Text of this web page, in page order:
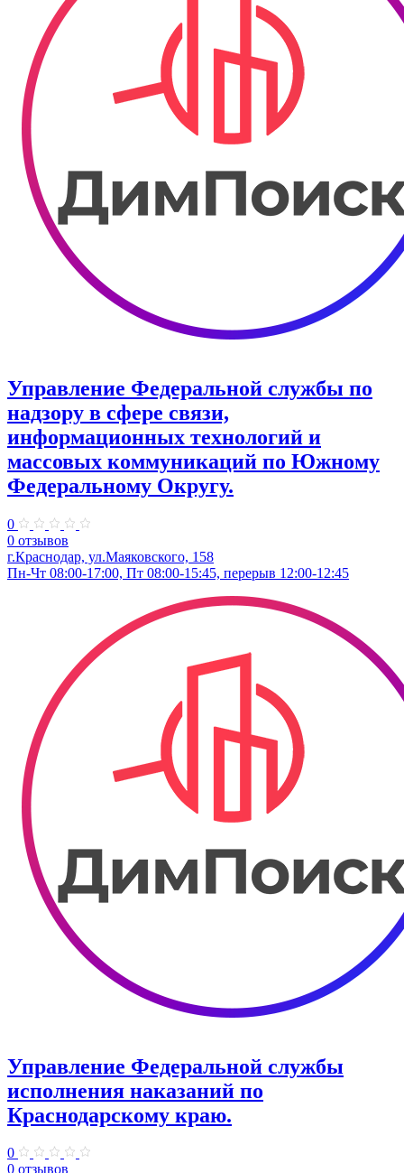
Управление Федеральной службы по
надзору в сфере связи,
информационных технологий и
массовых коммуникаций по Южному
Федеральному Округу.
0
0 отзывов
г.Краснодар, ул.​Маяковского, 158
Пн-Чт 08:00-17:00, Пт 08:00-15:45, перерыв 12:00-12:45
Управление Федеральной службы
исполнения наказаний по
Краснодарскому краю.
0
0 отзывов